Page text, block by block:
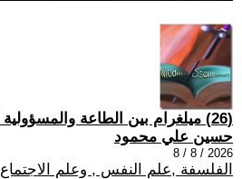
(26) ميلغرام بين الطاعة والمسؤولية الأخلاقية
حسين علي محمود
2026 / 8 / 8
الفلسفة ,علم النفس , وعلم الاجتماع